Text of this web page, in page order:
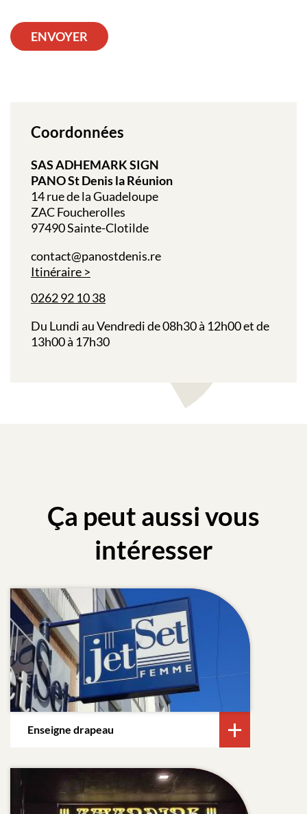
ENVOYER
Coordonnées
SAS ADHEMARK SIGN
PANO St Denis la Réunion
14 rue de la Guadeloupe
ZAC Foucherolles
97490 Sainte-Clotilde
contact@panostdenis.re
Itinéraire
0262 92 10 38
Du Lundi au Vendredi de 08h30 à 12h00 et de
13h00 à 17h30
Ça peut aussi vous
intéresser
Enseigne drapeau